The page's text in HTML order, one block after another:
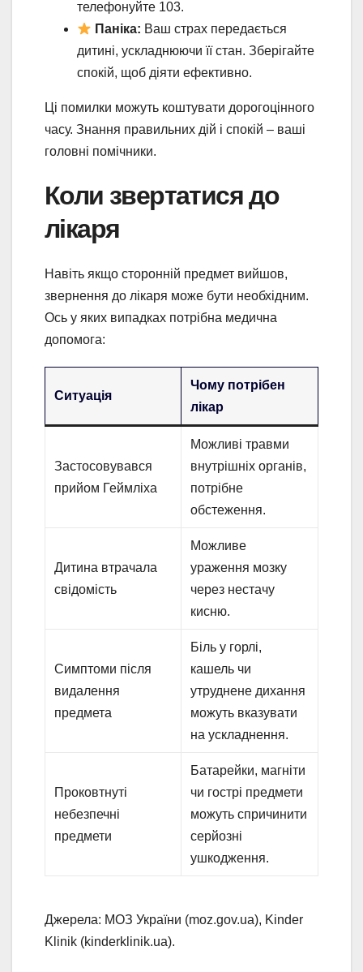
телефонуйте 103.
Паніка: Ваш страх передається
дитині, ускладнюючи її стан. Зберігайте
спокій, щоб діяти ефективно.
Ці помилки можуть коштувати дорогоцінного
часу. Знання правильних дій і спокій – ваші
головні помічники.
Коли звертатися до
лікаря
Навіть якщо сторонній предмет вийшов,
звернення до лікаря може бути необхідним.
Ось у яких випадках потрібна медична
допомога:
Ситуація
Чому потрібен
лікар
Застосовувався
прийом Геймліха
Можливі травми
внутрішніх органів,
потрібне
обстеження.
Дитина втрачала
свідомість
Можливе
ураження мозку
через нестачу
кисню.
Симптоми після
видалення
предмета
Біль у горлі,
кашель чи
утруднене дихання
можуть вказувати
на ускладнення.
Проковтнуті
небезпечні
предмети
Батарейки, магніти
чи гострі предмети
можуть спричинити
серйозні
ушкодження.
Джерела: МОЗ України (moz.gov.ua), Kinder
Klinik (kinderklinik.ua).